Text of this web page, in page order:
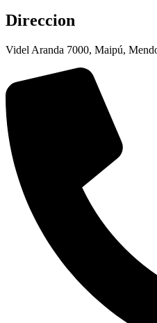
Direccion
Videl Aranda 7000, Maipú,